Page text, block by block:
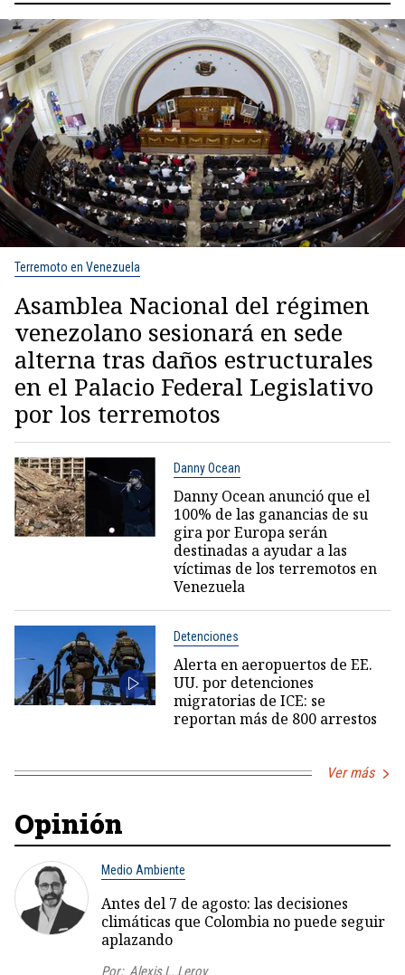
Terremoto en Venezuela
Asamblea Nacional del régimen
venezolano sesionará en sede
alterna tras daños estructurales
en el Palacio Federal Legislativo
por los terremotos
Danny Ocean
Danny Ocean anunció que el
100% de las ganancias de su
gira por Europa serán
destinadas a ayudar a las
víctimas de los terremotos en
Venezuela
Detenciones
Alerta en aeropuertos de EE.
UU. por detenciones
migratorias de ICE: se
reportan más de 800 arrestos
Ver más
Opinión
Medio Ambiente
Antes del 7 de agosto: las decisiones
climáticas que Colombia no puede seguir
aplazando
Por: Alexis L. Leroy